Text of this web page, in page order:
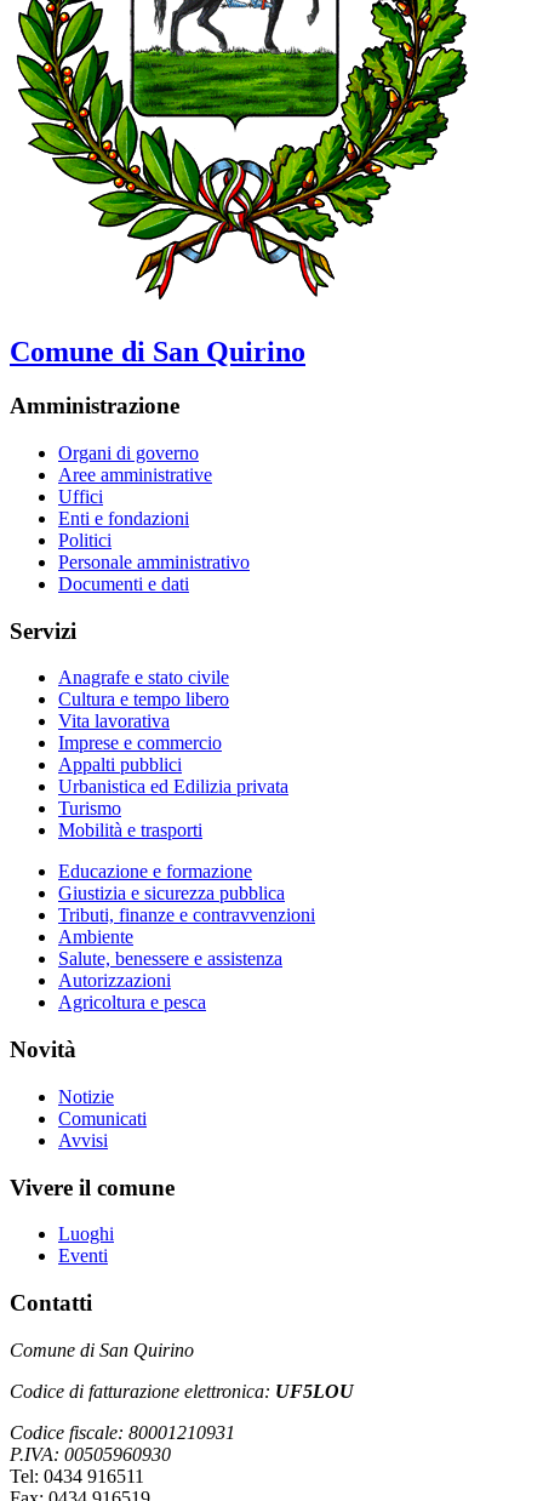
Comune di San Quirino
Amministrazione
Organi di governo
Aree amministrative
Uffici
Enti e fondazioni
Politici
Personale amministrativo
Documenti e dati
Servizi
Anagrafe e stato civile
Cultura e tempo libero
Vita lavorativa
Imprese e commercio
Appalti pubblici
Urbanistica ed Edilizia privata
Turismo
Mobilità e trasporti
Educazione e formazione
Giustizia e sicurezza pubblica
Tributi, finanze e contravvenzioni
Ambiente
Salute, benessere e assistenza
Autorizzazioni
Agricoltura e pesca
Novità
Notizie
Comunicati
Avvisi
Vivere il comune
Luoghi
Eventi
Contatti
Comune di San Quirino
Codice di fatturazione elettronica: UF5LOU
Codice fiscale: 80001210931
P.IVA: 00505960930
Tel: 0434 916511